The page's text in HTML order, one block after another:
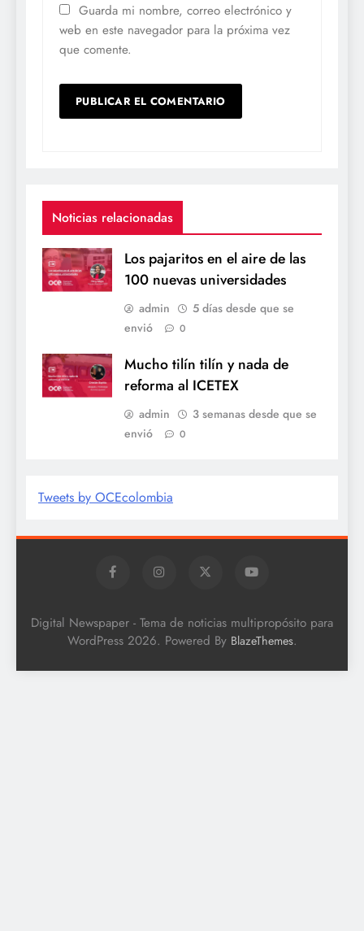
Guarda mi nombre, correo electrónico y
web en este navegador para la próxima vez
que comente.
Noticias relacionadas
Los pajaritos en el aire de las
100 nuevas universidades
admin
5 días desde que se
envió
0
Mucho tilín tilín y nada de
reforma al ICETEX
admin
3 semanas desde que se
envió
0
Tweets by OCEcolombia
Digital Newspaper - Tema de noticias multipropósito para
WordPress 2026. Powered By BlazeThemes.